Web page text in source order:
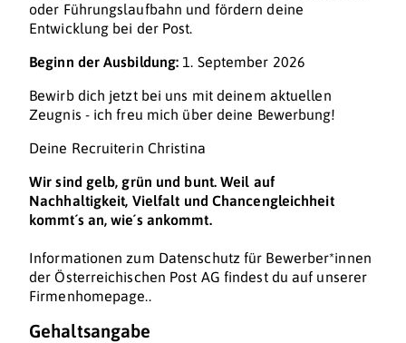
oder Führungslaufbahn und fördern deine
Entwicklung bei der Post.
Beginn der Ausbildung: 1. September 2026
Bewirb dich jetzt bei uns mit deinem aktuellen
Zeugnis - ich freu mich über deine Bewerbung!
Deine Recruiterin Christina
Wir sind gelb, grün und bunt. Weil auf
Nachhaltigkeit, Vielfalt und Chancengleichheit
kommt´s an, wie´s ankommt.
Informationen zum Datenschutz für Bewerber*innen
der Österreichischen Post AG findest du auf unserer
Firmenhomepage..
Gehaltsangabe